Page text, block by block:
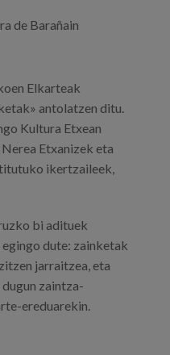
de Barañain
Elkarteak
antolatzen ditu.
Kultura Etxean
Etxanizek eta
ikertzaileek,
bi adituek
dute: zainketak
jarraitzea, eta
zaintza-
ereduarekin.